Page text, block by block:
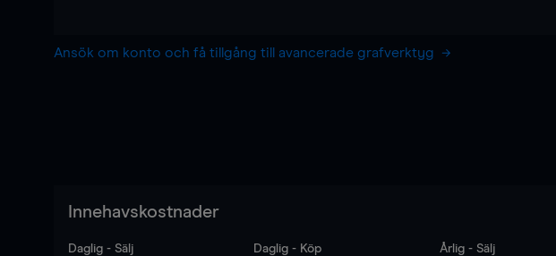
Ansök om konto och få tillgång till avancerade grafverktyg
Innehavskostnader
Daglig - Sälj Daglig - Köp Årlig - Sälj